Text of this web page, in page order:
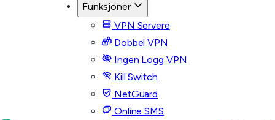
Funksjoner
VPN Servere
Dobbel VPN
Ingen Logg VPN
Kill Switch
NetGuard
Online SMS